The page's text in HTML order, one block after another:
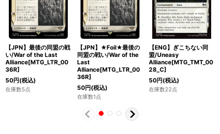
【JPN】最後の同盟の戦
い/War of the Last
Alliance[MTG_LTR_00
36R]
50円(税込)
在庫数5点
【JPN】★Foil★最後の
同盟の戦い/War of the
Last
Alliance[MTG_LTR_00
36R]
50円(税込)
在庫数1点
【ENG】ぎこちない同
盟/Uneasy
Alliance[MTG_TMT_00
28_C]
50円(税込)
在庫数22点